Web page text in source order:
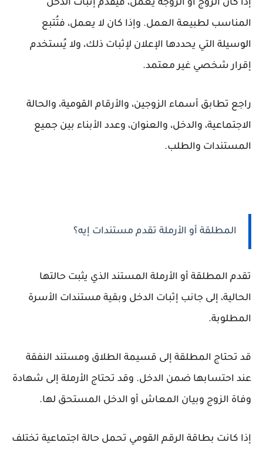
إذا كان الزوج أو الزوجة يعمل، فيقدم إثبات الدخل
المناسب لطبيعة العمل. وإذا كان لا يعمل، فتُتبع
الوسيلة التي يحددها الإعلان لإثبات ذلك، ولا يُستخدم
إقرار شخصي غير معتمد.
راجع تطابق أسماء الزوجين، والأرقام القومية، والحالة
الاجتماعية، والدخل، والعنوان، وعدد الأبناء بين جميع
المستندات والطلب.
المطلقة أو الأرملة تقدم مستندات إيه؟
تقدم المطلقة أو الأرملة المستند الذي يثبت حالتها
الحالية، إلى جانب إثبات الدخل وبقية مستندات الأسرة
المطلوبة.
قد تحتاج المطلقة إلى قسيمة الطلاق ومستند النفقة
عند احتسابها ضمن الدخل. وقد تحتاج الأرملة إلى شهادة
وفاة الزوج وبيان المعاش أو الدخل المستحق لها.
إذا كانت بطاقة الرقم القومي تحمل حالة اجتماعية تختلف